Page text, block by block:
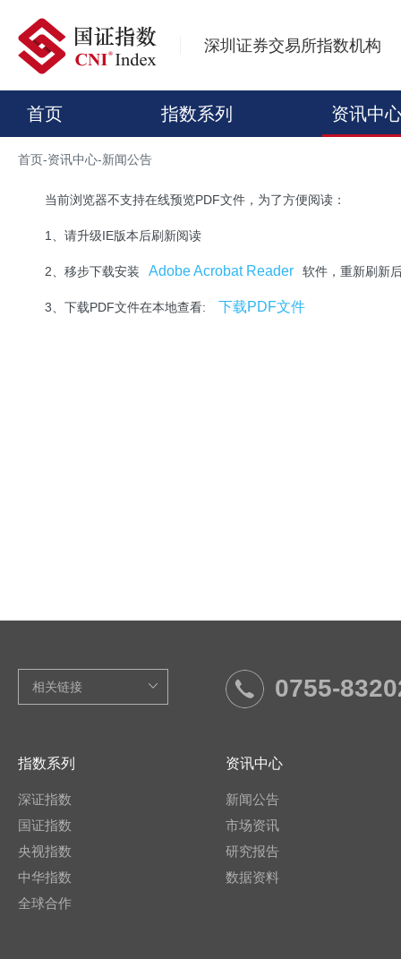
深圳证券交易所指数机构
首页 指数系列 资讯中
首页-资讯中心-新闻公告
当前浏览器不支持在线预览PDF文件，为了方便阅读：
1、请升级IE版本后刷新阅读
2、移步下载安装 Adobe Acrobat Reader 软件，重新刷新
3、下载PDF文件在本地查看: 下载PDF文件
0755-
指数系列
深证指数
国证指数
央视指数
中华指数
全球合作
资讯中心
新闻公告
市场资讯
研究报告
数据资料